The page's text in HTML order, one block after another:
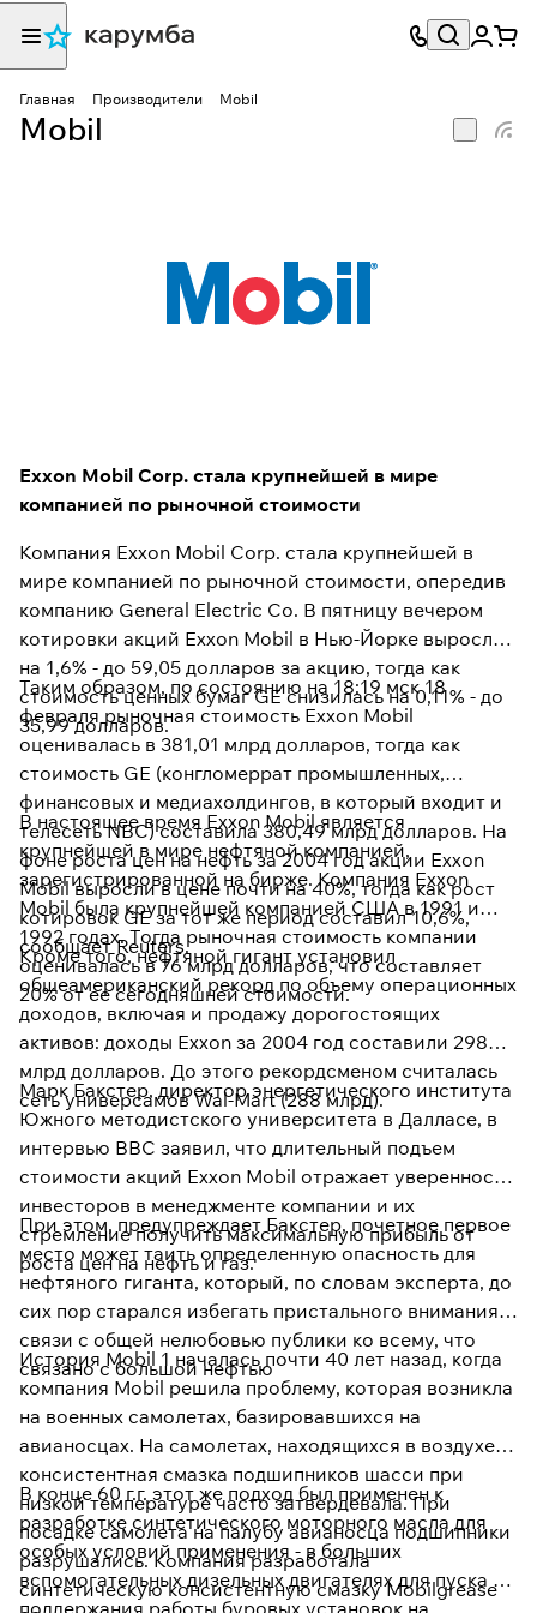
Главная Производители Mobil
Mobil
Exxon Mobil Corp. стала крупнейшей в мире
компанией по рыночной стоимости
Компания Exxon Mobil Corp. стала крупнейшей в
мире компанией по рыночной стоимости, опередив
компанию General Electric Co. В пятницу вечером
котировки акций Exxon Mobil в Нью-Йорке выросли
на 1,6% - до 59,05 долларов за акцию, тогда как
стоимость ценных бумаг GE снизилась на 0,11% - до
35,99 долларов.
Таким образом, по состоянию на 18:19 мск 18
февраля рыночная стоимость Exxon Mobil
оценивалась в 381,01 млрд долларов, тогда как
стоимость GE (конгломеррат промышленных,
финансовых и медиахолдингов, в который входит и
телесеть NBC) составила 380,49 млрд долларов. На
фоне роста цен на нефть за 2004 год акции Exxon
Mobil выросли в цене почти на 40%, тогда как рост
котировок GE за тот же период составил 10,6%,
сообщает Reuters.
В настоящее время Exxon Mobil является
крупнейшей в мире нефтяной компанией,
зарегистрированной на бирже. Компания Exxon
Mobil была крупнейшей компанией США в 1991 и
1992 годах. Тогда рыночная стоимость компании
оценивалась в 76 млрд долларов, что составляет
20% от ее сегодняшней стоимости.
Кроме того, нефтяной гигант установил
общеамериканский рекорд по объему операционных
доходов, включая и продажу дорогостоящих
активов: доходы Exxon за 2004 год составили 298
млрд долларов. До этого рекордсменом считалась
сеть универсамов Wal-Mart (288 млрд).
Марк Бакстер, директор энергетического института
Южного методистского университета в Далласе, в
интервью ВВС заявил, что длительный подъем
стоимости акций Exxon Mobil отражает уверенность
инвесторов в менеджменте компании и их
стремление получить максимальную прибыль от
роста цен на нефть и газ.
При этом, предупреждает Бакстер, почетное первое
место может таить определенную опасность для
нефтяного гиганта, который, по словам эксперта, до
сих пор старался избегать пристального внимания в
связи с общей нелюбовью публики ко всему, что
связано с большой нефтью
История Mobil 1 началась почти 40 лет назад, когда
компания Mobil решила проблему, которая возникла
на военных самолетах, базировавшихся на
авианосцах. На самолетах, находящихся в воздухе,
консистентная смазка подшипников шасси при
низкой температуре часто затвердевала. При
посадке самолета на палубу авианосца подшипники
разрушались. Компания разработала
синтетическую консистентную смазку Mobilgrease
В конце 60 г.г. этот же подход был применен к
разработке синтетического моторного масла для
особых условий применения - в больших
вспомогательных дизельных двигателях для пуска и
поддержания работы буровых установок на